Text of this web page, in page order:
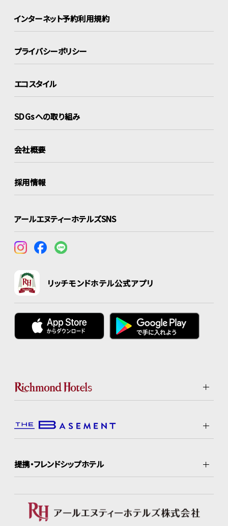
インターネット予約利用規約
プライバシーポリシー
エコスタイル
SDGsへの取り組み
会社概要
採用情報
アールエヌティーホテルズSNS
リッチモンドホテル公式アプリ
提携・フレンドシップホテル